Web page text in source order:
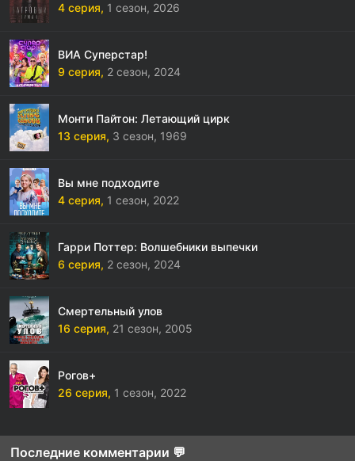
4 серия, 1 сезон, 2026
ВИА Суперстар!
9 серия, 2 сезон, 2024
Монти Пайтон: Летающий цирк
13 серия, 3 сезон, 1969
Вы мне подходите
4 серия, 1 сезон, 2022
Гарри Поттер: Волшебники выпечки
6 серия, 2 сезон, 2024
Смертельный улов
16 серия, 21 сезон, 2005
Рогов+
26 серия, 1 сезон, 2022
Последние комментарии 💬